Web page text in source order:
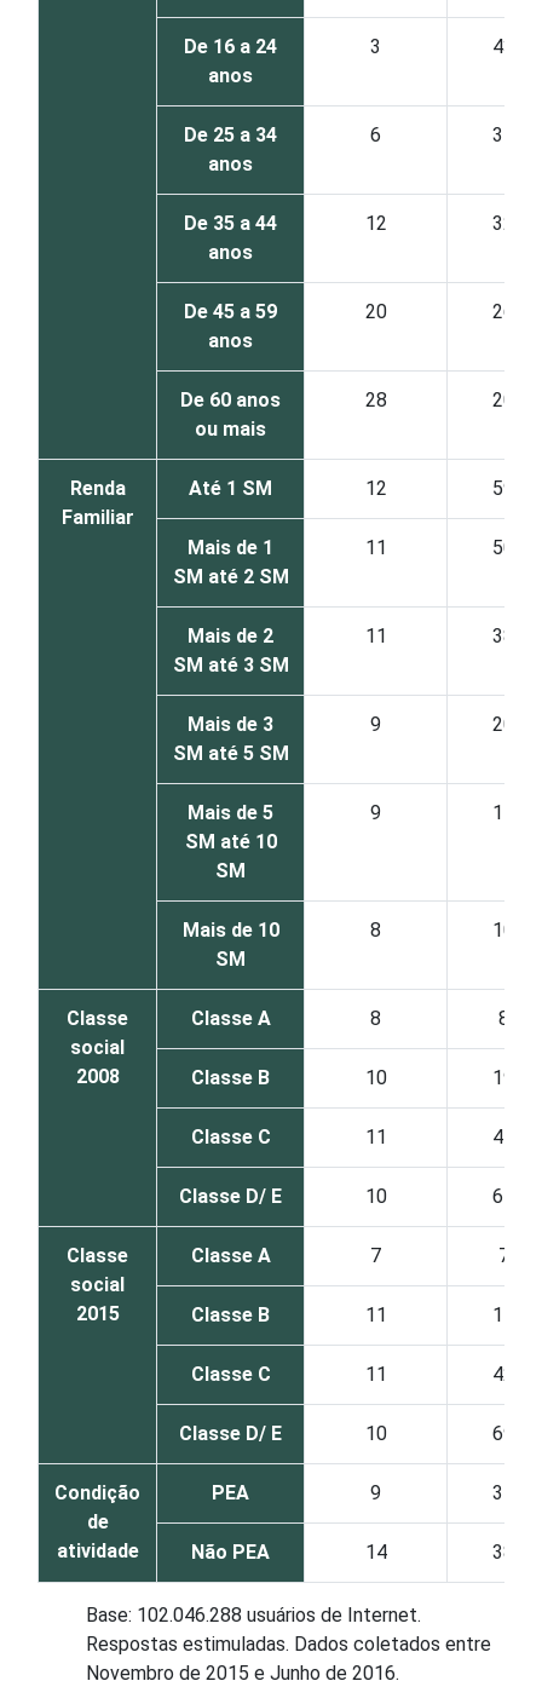
De 16 a 24
anos
3 43
De 25 a 34
anos
6 37
De 35 a 44
anos
12 32
De 45 a 59
anos
20 26
De 60 anos
ou mais
28 20
Renda
Familiar
Até 1 SM 12 59
Mais de 1
SM até 2 SM
11 50
Mais de 2
SM até 3 SM
11 38
Mais de 3
SM até 5 SM
9 20
Mais de 5
SM até 10
SM
9 15
Mais de 10
SM
8 10
Classe
social
2008
Classe A 8 8
Classe B 10 19
Classe C 11 44
Classe D/ E 10 65
Classe
social
2015
Classe A 7 7
Classe B 11 14
Classe C 11 42
Classe D/ E 10 69
Condição
de
atividade
PEA 9 34
Não PEA 14 38
Base: 102.046.288 usuários de Internet.
Respostas estimuladas. Dados coletados entre
Novembro de 2015 e Junho de 2016.